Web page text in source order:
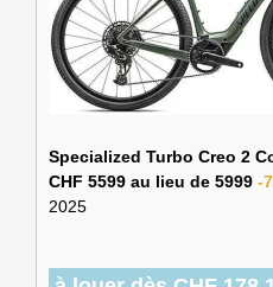
Specialized Turbo Creo 2
CHF 5599 au lieu de 5999 -
2025